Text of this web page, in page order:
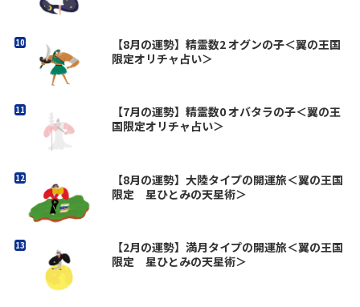
【8月の運勢】精霊数2 オグンの子＜翼の王国
限定オリチャ占い＞
【7月の運勢】精霊数0 オバタラの子＜翼の王
国限定オリチャ占い＞
【8月の運勢】大陸タイプの開運旅＜翼の王国
限定 星ひとみの天星術＞
【2月の運勢】満月タイプの開運旅＜翼の王国
限定 星ひとみの天星術＞